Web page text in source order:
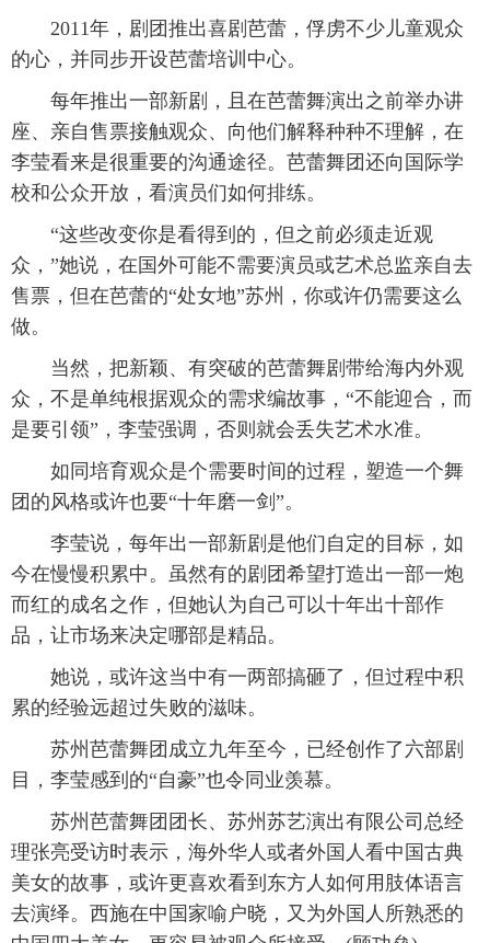
2011年，剧团推出喜剧芭蕾，俘虏不少儿童观众
的心，并同步开设芭蕾培训中心。
每年推出一部新剧，且在芭蕾舞演出之前举办讲
座、亲自售票接触观众、向他们解释种种不理解，在
李莹看来是很重要的沟通途径。芭蕾舞团还向国际学
校和公众开放，看演员们如何排练。
“这些改变你是看得到的，但之前必须走近观
众，”她说，在国外可能不需要演员或艺术总监亲自去
售票，但在芭蕾的“处女地”苏州，你或许仍需要这么
做。
当然，把新颖、有突破的芭蕾舞剧带给海内外观
众，不是单纯根据观众的需求编故事，“不能迎合，而
是要引领”，李莹强调，否则就会丢失艺术水准。
如同培育观众是个需要时间的过程，塑造一个舞
团的风格或许也要“十年磨一剑”。
李莹说，每年出一部新剧是他们自定的目标，如
今在慢慢积累中。虽然有的剧团希望打造出一部一炮
而红的成名之作，但她认为自己可以十年出十部作
品，让市场来决定哪部是精品。
她说，或许这当中有一两部搞砸了，但过程中积
累的经验远超过失败的滋味。
苏州芭蕾舞团成立九年至今，已经创作了六部剧
目，李莹感到的“自豪”也令同业羡慕。
苏州芭蕾舞团团长、苏州苏艺演出有限公司总经
理张亮受访时表示，海外华人或者外国人看中国古典
美女的故事，或许更喜欢看到东方人如何用肢体语言
去演绎。西施在中国家喻户晓，又为外国人所熟悉的